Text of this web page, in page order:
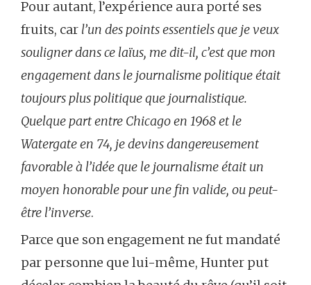
Pour autant, l’expérience aura porté ses
fruits, car l’un des points essentiels que je veux
souligner dans ce laïus, me dit-il, c’est que mon
engagement dans le journalisme politique était
toujours plus politique que journalistique.
Quelque part entre Chicago en 1968 et le
Watergate en 74, je devins dangereusement
favorable à l’idée que le journalisme était un
moyen honorable pour une fin valide, ou peut-
être l’inverse.
Parce que son engagement ne fut mandaté
par personne que lui-même, Hunter put